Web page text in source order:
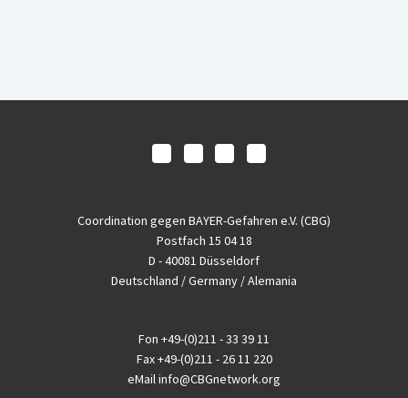
Coordination gegen BAYER-Gefahren e.V. (CBG)
Postfach 15 04 18
D - 40081 Düsseldorf
Deutschland / Germany / Alemania
Fon +49-(0)211 - 33 39 11
Fax+49-(0)211 - 26 11 220
eMailinfo@CBGnetwork.org